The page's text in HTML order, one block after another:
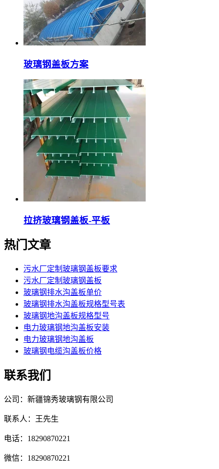
玻璃钢盖板方案
拉挤玻璃钢盖板-平板
热门文章
污水厂定制玻璃钢盖板要求
污水厂定制玻璃钢盖板
玻璃钢排水沟盖板单价
玻璃钢排水沟盖板规格型号表
玻璃钢地沟盖板规格型号
电力玻璃钢地沟盖板安装
电力玻璃钢地沟盖板
玻璃钢电缆沟盖板价格
联系我们
公司：新疆锦秀玻璃钢有限公司
联系人：王先生
电话：18290870221
微信：18290870221